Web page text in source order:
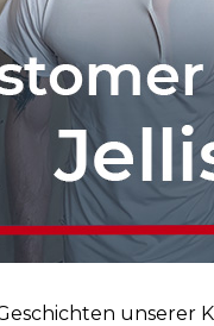
unserer